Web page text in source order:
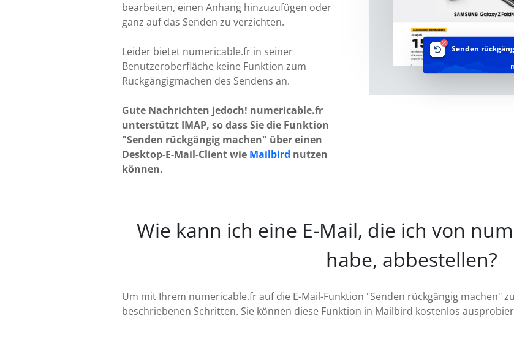
bearbeiten, einen Anhang hinzuzufügen oder
ganz auf das Senden zu verzichten.
Leider bietet numericable.fr in seiner
Benutzeroberfläche keine Funktion zum
Rückgängigmachen des Sendens an.
Gute Nachrichten jedoch! numericable.fr
unterstützt IMAP, so dass Sie die Funktion
"Senden rückgängig machen" über einen
Desktop-E-Mail-Client wie Mailbird nutzen
können.
Senden
Wie kann ich eine E-Mail, die ich von
habe, abbestellen?
Um mit Ihrem numericable.fr auf die E-Mail-Funktion "Senden rückgängig machen"
beschriebenen Schritten. Sie können diese Funktion in Mailbird kostenlos